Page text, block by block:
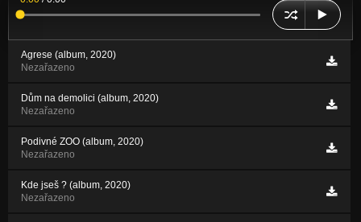
Agrese (album, 2020)
Nezařazeno
Dům na demolici (album, 2020)
Nezařazeno
Podivné ZOO (album, 2020)
Nezařazeno
Kde jseš ? (album, 2020)
Nezařazeno